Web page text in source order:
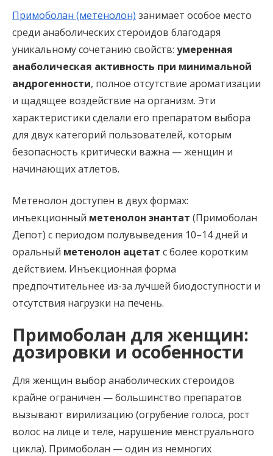
Примоболан (метенолон) занимает особое место
среди анаболических стероидов благодаря
уникальному сочетанию свойств: умеренная
анаболическая активность при минимальной
андрогенности, полное отсутствие ароматизации
и щадящее воздействие на организм. Эти
характеристики сделали его препаратом выбора
для двух категорий пользователей, которым
безопасность критически важна — женщин и
начинающих атлетов.
Метенолон доступен в двух формах:
инъекционный метенолон энантат (Примоболан
Депот) с периодом полувыведения 10–14 дней и
оральный метенолон ацетат с более коротким
действием. Инъекционная форма
предпочтительнее из-за лучшей биодоступности и
отсутствия нагрузки на печень.
Примоболан для женщин:
дозировки и особенности
Для женщин выбор анаболических стероидов
крайне ограничен — большинство препаратов
вызывают вирилизацию (огрубение голоса, рост
волос на лице и теле, нарушение менструального
цикла). Примоболан — один из немногих